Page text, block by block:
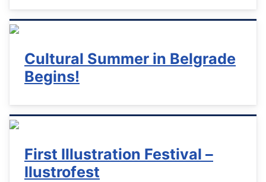
Cultural Summer in Belgrade
Begins!
First Illustration Festival –
Ilustrofest